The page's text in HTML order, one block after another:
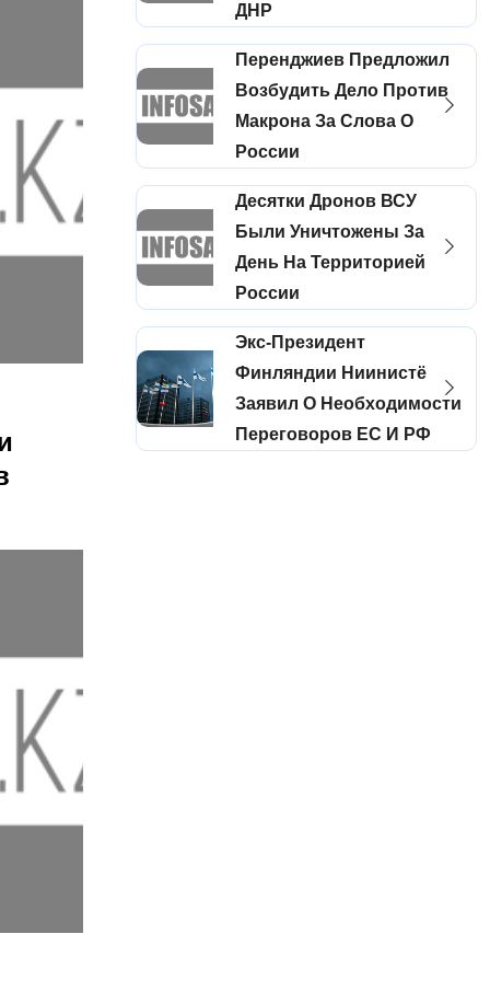
ДНР
Перенджиев Предложил
Возбудить Дело Против
Макрона За Слова О
России
Десятки Дронов ВСУ
Были Уничтожены За
День На Территорией
России
Экс-Президент
Финляндии Ниинистё
Заявил О Необходимости
Переговоров ЕС И РФ